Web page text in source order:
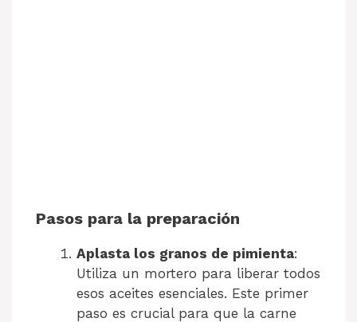
Pasos para la preparación
Aplasta los granos de pimienta:
Utiliza un mortero para liberar todos
esos aceites esenciales. Este primer
paso es crucial para que la carne